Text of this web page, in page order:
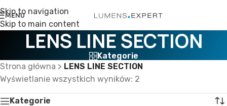
Skip to navigation
Skip to main content
MENU
LENS LINE SECTION
Kategorie
Strona główna > LENS LINE SECTION
Wyświetlanie wszystkich wyników: 2
Kategorie